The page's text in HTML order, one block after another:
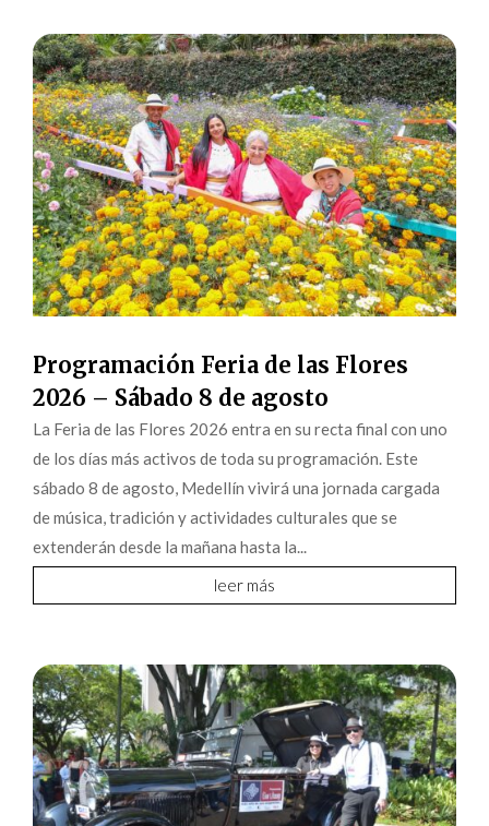
Programación Feria de las Flores
2026 – Sábado 8 de agosto
La Feria de las Flores 2026 entra en su recta final con uno
de los días más activos de toda su programación. Este
sábado 8 de agosto, Medellín vivirá una jornada cargada
de música, tradición y actividades culturales que se
extenderán desde la mañana hasta la...
leer más